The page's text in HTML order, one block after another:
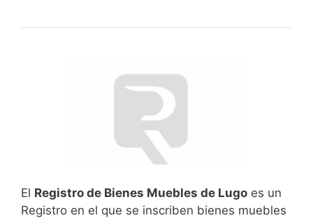
El Registro de Bienes Muebles de Lugo es un
Registro en el que se inscriben bienes muebles